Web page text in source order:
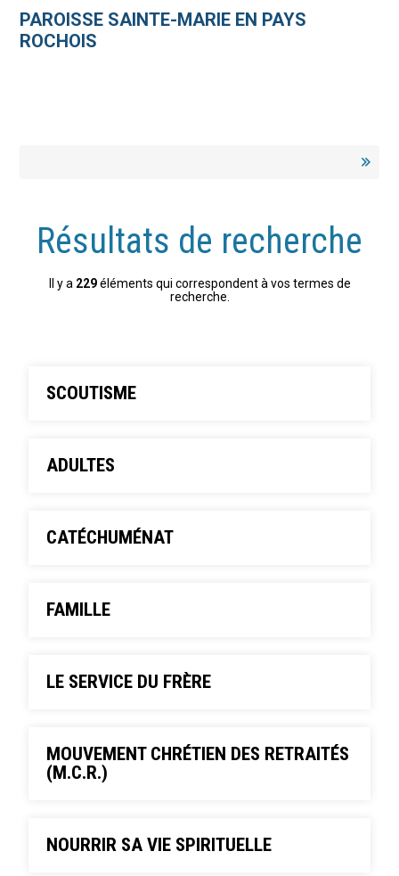
contenu.
personnelsPAROISSE SAINTE-MARIE EN PAYS
ROCHOIS
Résultats de recherche
Il y a 229éléments qui correspondent à vos termes de
recherche.
SCOUTISME
ADULTES
CATÉCHUMÉNAT
FAMILLE
LE SERVICE DU FRÈRE
MOUVEMENT CHRÉTIEN DES RETRAITÉS
(M.C.R.)
NOURRIR SA VIE SPIRITUELLE